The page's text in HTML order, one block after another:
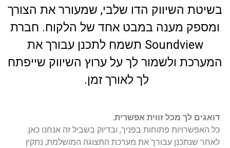
בשיטת השיווק הדו שלבי, שמעורר את הצורך
ומספק מענה במבט אחד של הלקוח. חברת
Soundview תשמח לתכנן עבורך את
המערכת ולשמור לך על ערוץ השיווק שייפתח
לך לאורך זמן.
דואגים לך מכל זווית אפשרית.
כל האפשרויות פתוחות בפניך, ובדיוק בשביל זה אנחנו כאן.
לאחר שנתכנן עבורך את מערכת התצוגה המושלמת, נתקין